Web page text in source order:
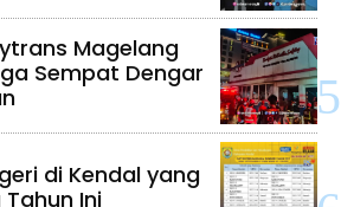
Magelang
Sempat Dengar
di Kendal yang
Ini